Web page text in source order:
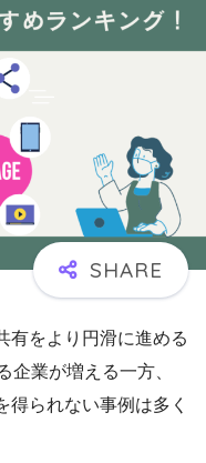
有をより円滑に進める
企業が増える一方、
得られない事例は多く